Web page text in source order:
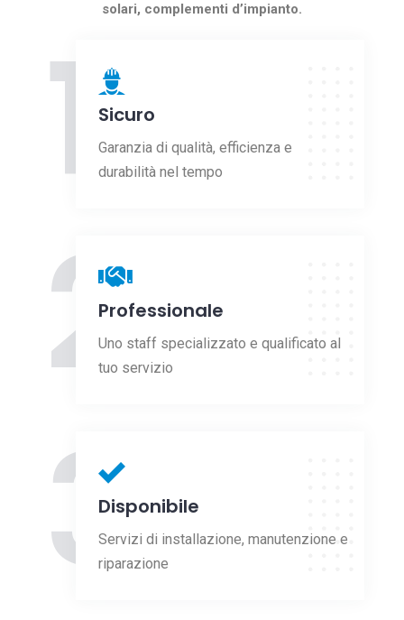
solari, complementi d’impianto.
1Sicuro
Garanzia di qualità, efficienza e
durabilità nel tempo
2Professionale
Uno staff specializzato e qualificato al
tuo servizio
3Disponibile
Servizi di installazione, manutenzione e
riparazione